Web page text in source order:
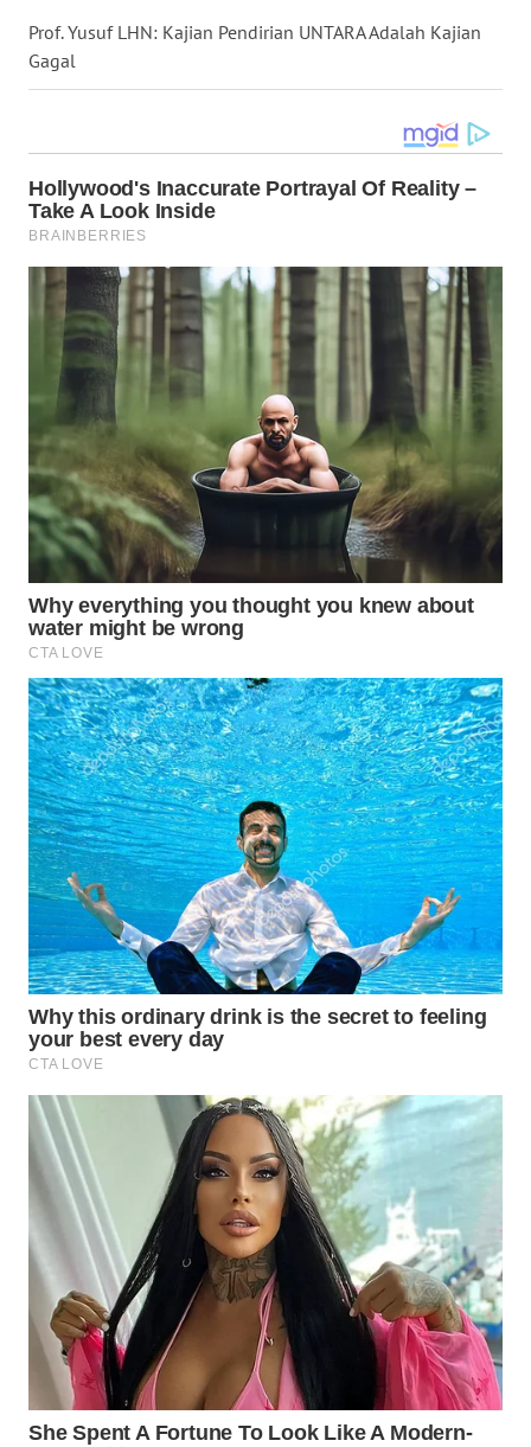
Prof. Yusuf LHN: Kajian Pendirian UNTARA Adalah Kajian
Gagal
KALBAR
WN
WN
KALTARA
WN
KALSEL
WN
KALTIM
WN
SULSEL
WN
GORONTALO
WN
SULUT
WN
MALUKU
WN
MALUT
WN
DAIRI
WN
DANAU
TOBA
NIAS
WN
LANGKAT
WN
TAPANULI
SELATAN
WN
TANJUNG
LESUNG